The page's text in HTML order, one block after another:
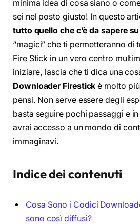
minima idea di cosa siano o
sei nel posto giusto! In questo
tutto quello che c’è da sapere
“magici” che ti permetteranno di
Fire Stick in un vero centro
iniziare, lascia che ti dica una
Downloader Firestick è molto
pensi. Non serve essere degli
basta seguire pochi passaggi e
avrai accesso a un mondo di
immaginavi.
Indice dei contenuti
Cosa Sono i Codici
sono così diffusi?